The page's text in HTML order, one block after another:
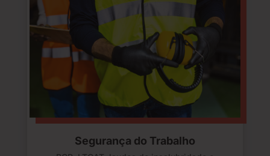
Segurança do Trabalho